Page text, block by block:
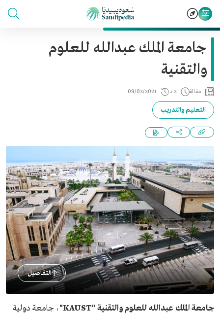
جامعة الملك عبدالله للعلوم
والتقنية
مقالة 2 د 09/02/2021
التعليم والتدريب
التفاصيل
جامعة الملك عبدالله للعلوم والتقنية "KAUST"
، جامعة دولية